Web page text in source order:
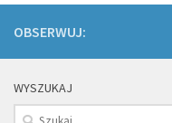
OBSERWUJ:
WYSZUKAJ
Szukaj: